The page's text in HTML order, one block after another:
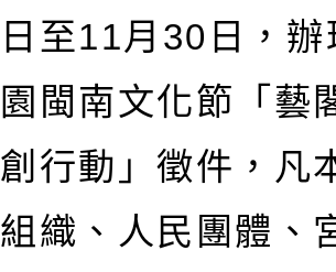
日至11月30日，
園閩南文化節「藝
創行動」徵件，凡
組織、人民團體、